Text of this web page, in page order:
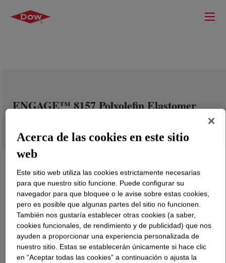
ENGAGE™ 8157 Polyolefin Elastomer
Qué esENGAGE™ 8157 Polyolefin Elastomer?
Acerca de las cookies en este sitio
web
Este sitio web utiliza las cookies estrictamente necesarias
para que nuestro sitio funcione. Puede configurar su
navegador para que bloquee o le avise sobre estas cookies,
pero es posible que algunas partes del sitio no funcionen.
También nos gustaría establecer otras cookies (a saber,
cookies funcionales, de rendimiento y de publicidad) que nos
ayuden a proporcionar una experiencia personalizada de
nuestro sitio. Estas se establecerán únicamente si hace clic
en “Aceptar todas las cookies” a continuación o ajusta la